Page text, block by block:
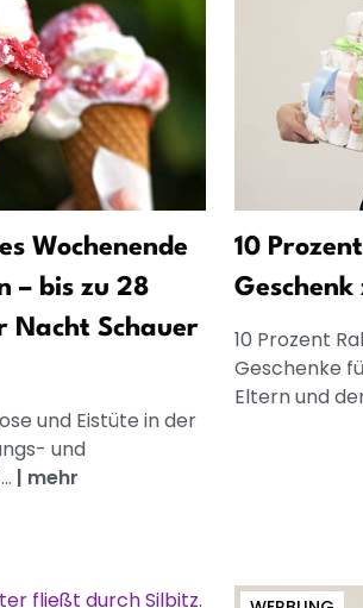
Wochenende
– bis zu 28
Nacht Schauer
und Eistüte in der
und
| mehr
10
10 Prozent
Geschenke
Eltern und